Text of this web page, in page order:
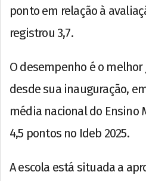
ponto em relação à
registrou 3,7.
O desempenho é o
desde sua inauguração,
média nacional do Ensino
4,5 pontos no Ideb 2025.
A escola está situada a